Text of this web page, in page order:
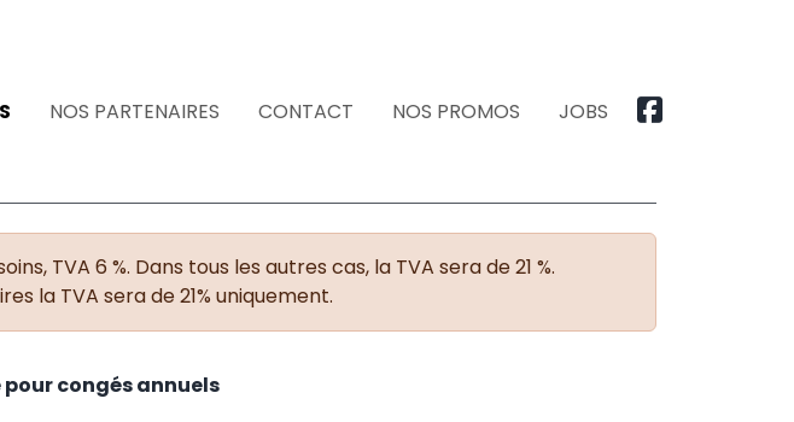
NOS PARTENAIRES CONTACT NOS PROMOS JOBS
TVA 6 %. Dans tous les autres cas, la TVA sera de 21 %.
la TVA sera de 21% uniquement.
pour congés annuels